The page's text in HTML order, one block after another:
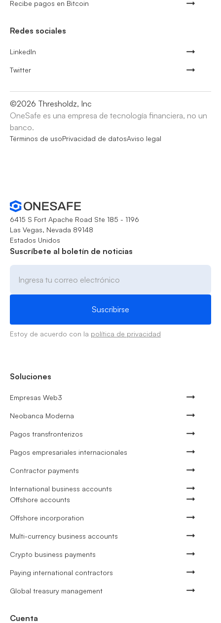
Recibe pagos en Bitcoin
Redes sociales
LinkedIn
Twitter
©2026 Thresholdz, Inc
OneSafe es una empresa de tecnología financiera, no un
banco.
Términos de usoPrivacidad de datosAviso legal
6415 S Fort Apache Road Ste 185 - 1196
Las Vegas, Nevada 89148
Estados Unidos
Suscríbete al boletín de noticias
Estoy de acuerdo con la política de privacidad
Soluciones
Empresas Web3
Neobanca Moderna
Pagos transfronterizos
Pagos empresariales internacionales
Contractor payments
International business accounts
Offshore accounts
Offshore incorporation
Multi-currency business accounts
Crypto business payments
Paying international contractors
Global treasury management
Cuenta